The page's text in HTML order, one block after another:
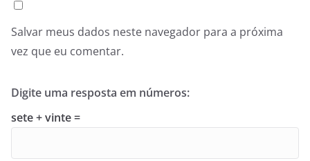
Salvar meus dados neste navegador para a próxima
vez que eu comentar.
Digite uma resposta em números:
sete + vinte =